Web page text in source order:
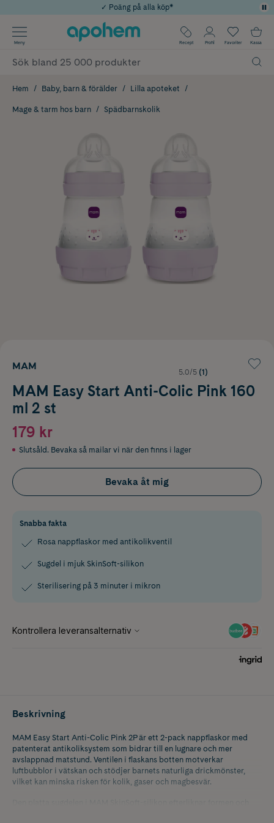
Årets Butik 2025 inom Skönhet
Använd kod: SOMMAR20 för 20% över 649kr
✓ Rådgivning från farmaceuter & hudterapeuter
✓ Poäng på alla köp*
Meny Recept Profil Favoriter Kassa
Hem Baby, barn & förälder Lilla apoteket
Mage & tarm hos barn Spädbarnskolik
MAM
5.0/5 (1)
MAM Easy Start Anti-Colic Pink 160
ml 2 st
179 kr
Slutsåld. Bevaka så mailar vi när den finns i lager
Bevaka åt mig
Snabba fakta
Rosa nappflaskor med antikolikventil
Sugdel i mjuk SkinSoft-silikon
Sterilisering på 3 minuter i mikron
Beskrivning
MAM Easy Start Anti-Colic Pink 2P är ett 2-pack nappflaskor med
patenterat antikoliksystem som bidrar till en lugnare och mer
avslappnad matstund. Ventilen i flaskans botten motverkar
luftbubblor i vätskan och stödjer barnets naturliga drickmönster,
vilket kan minska risken för kolik, gaser och magbesvär.